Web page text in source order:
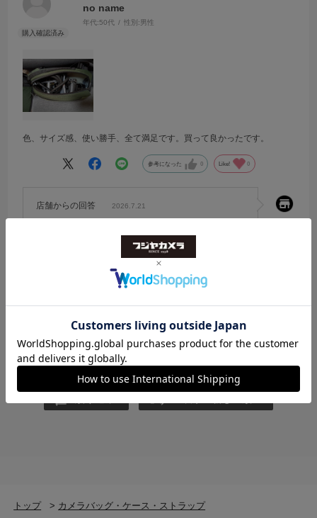
no name
年代:50代 性別:男性
色、サイズ感、使い勝手、全て満足です。買って良かったです。
参考になった 0 Like! 0
店舗からの回答 2026.7.21
カラーやサイズ感、使い勝手など、製品の魅力を気に
入っていただけてたいへんうれしく思います。
軽快に持ち運べるバッグですので、日々の持ち出しに
この商品で今後の撮影をぜひお楽しみください。
トップ > カメラバッグ・ケース・ストラップ